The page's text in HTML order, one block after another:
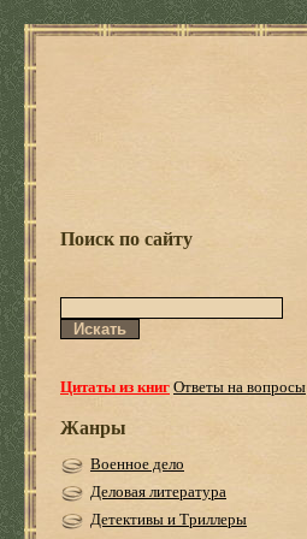
Поиск по сайту
Цитаты из книгОтветы на вопросы
Жанры
Военное дело
Деловая литература
Детективы и Триллеры